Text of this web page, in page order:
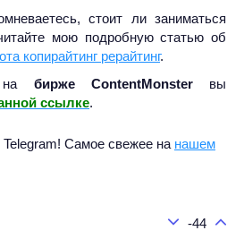
стоит ли заниматься
мою подробную статью об
копирайтинг рерайтинг.
на бирже ContentMonsterвы
ссылке.
Самое свежее на нашем
-44